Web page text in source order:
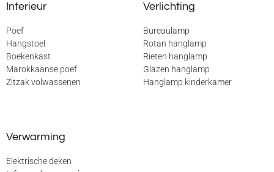
Interieur
Poef
Hangstoel
Boekenkast
Marokkaanse poef
Zitzak volwassenen
Verlichting
Bureaulamp
Rotan hanglamp
Rieten hanglamp
Glazen hanglamp
Hanglamp kinderkamer
Verwarming
Elektrische deken